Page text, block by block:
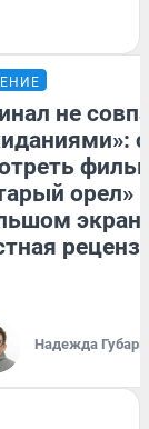
не
орел»
Надежда Губарь